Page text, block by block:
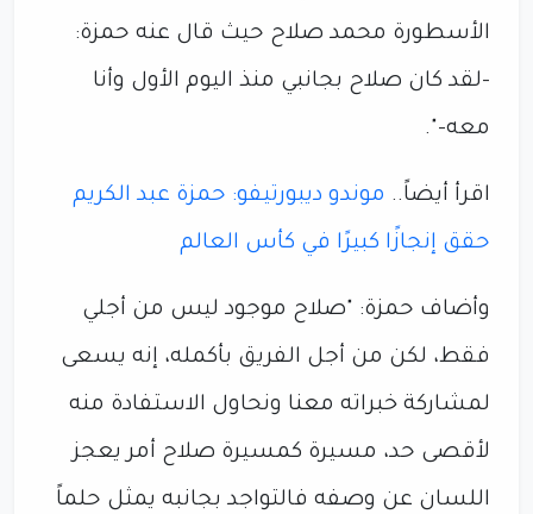
الأسطورة محمد صلاح حيث قال عنه حمزة:
-لقد كان صلاح بجانبي منذ اليوم الأول وأنا
معه-".
اقرأ أيضاً.. موندو ديبورتيفو: حمزة عبد الكريم
حقق إنجازًا كبيرًا في كأس العالم
وأضاف حمزة: "صلاح موجود ليس من أجلي
فقط، لكن من أجل الفريق بأكمله، إنه يسعى
لمشاركة خبراته معنا ونحاول الاستفادة منه
لأقصى حد، مسيرة كمسيرة صلاح أمر يعجز
اللسان عن وصفه فالتواجد بجانبه يمثل حلماً